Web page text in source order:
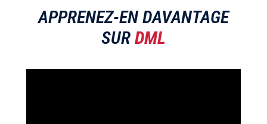
APPRENEZ-EN DAVANTAGE
SUR DML